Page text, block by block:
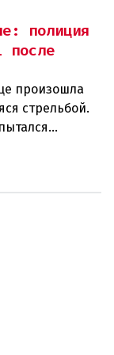
полиция
после
произошла
стрельбой.
несколько